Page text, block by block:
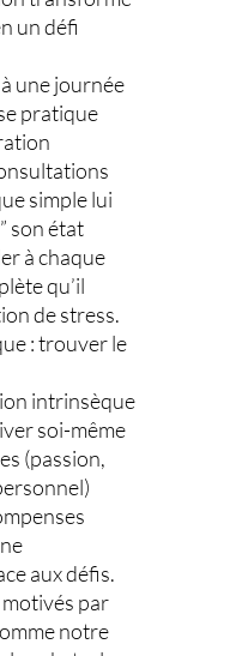
un défi
une journée
pratique
simple lui
son état
à chaque
qu’il
de stress.
: trouver le
intrinsèque
soi-même
(passion,
aux défis.
par
notre